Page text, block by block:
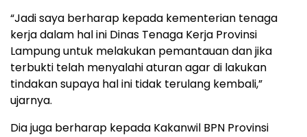
“Jadi saya berharap kepada kementerian tenaga
kerja dalam hal ini Dinas Tenaga Kerja Provinsi
Lampung untuk melakukan pemantauan dan jika
terbukti telah menyalahi aturan agar di lakukan
tindakan supaya hal ini tidak terulang kembali,”
ujarnya.
Dia juga berharap kepada Kakanwil BPN Provinsi